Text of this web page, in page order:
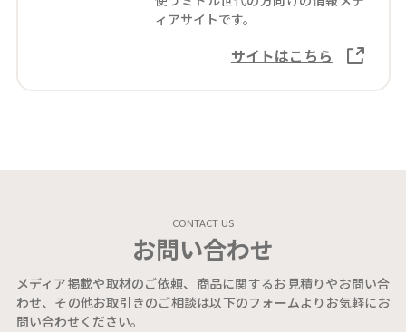
ィアサイトです。
サイトはこちら
CONTACT US
お問い合わせ
メディア掲載や取材のご依頼、商品に関するお見積りやお問い合
わせ、その他お取引きのご相談は以下のフォームよりお気軽にお
問い合わせください。